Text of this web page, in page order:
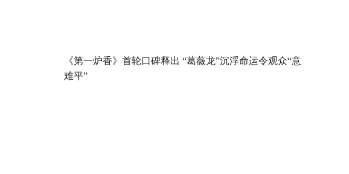
《第一炉香》首轮口碑释出 “葛薇龙”沉浮命运令观众“意
难平”